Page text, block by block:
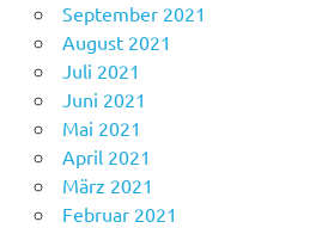
September 2021
August 2021
Juli 2021
Juni 2021
Mai 2021
April 2021
März 2021
Februar 2021